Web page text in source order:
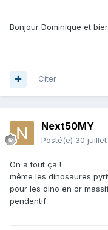
Bonjour Dominique et
Citer
Next50MY
Posté(e) 30 juillet
On a tout ça !
même les dinosaures
pour les dino en or
pendentif